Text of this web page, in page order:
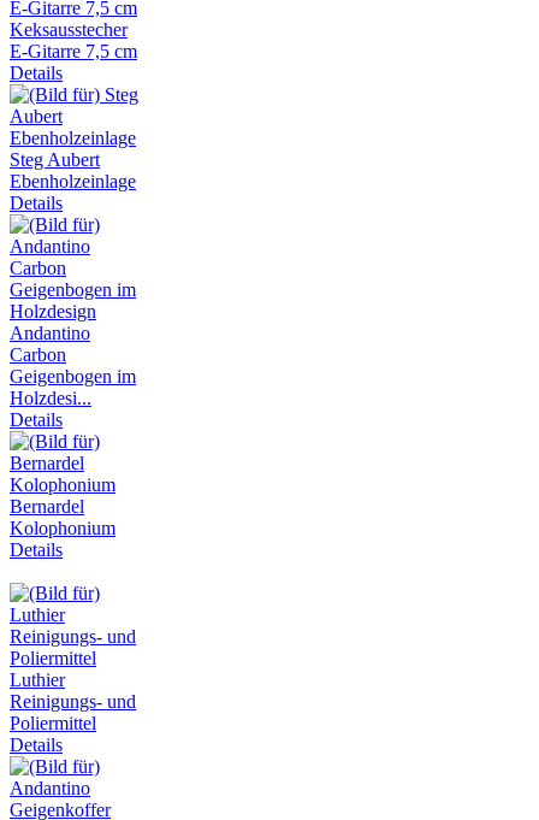
Keksausstecher
E-Gitarre 7,5 cm
Details
Steg Aubert
Ebenholzeinlage
Details
Andantino
Carbon
Geigenbogen im
Holzdesi...
Details
Bernardel
Kolophonium
Details
Luthier
Reinigungs- und
Poliermittel
Details